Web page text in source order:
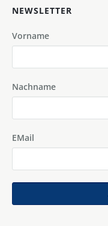
NEWSLETTER
Vorname
Nachname
EMail